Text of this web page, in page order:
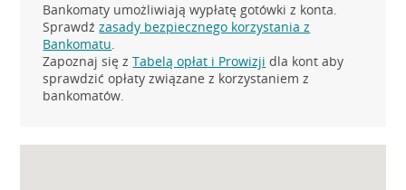
Bankomaty umożliwiają wypłatę gotówki z konta.
Sprawdźzasady bezpiecznego korzystania z
Bankomatu.
Zapoznaj się zTabelą opłat i Prowizji dla kont aby
sprawdzić opłaty związane z korzystaniem z
bankomatów.